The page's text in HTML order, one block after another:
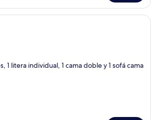
Un dormitorio con una cama, una
1 litera individual, 1 cama doble y 1 sofá cama